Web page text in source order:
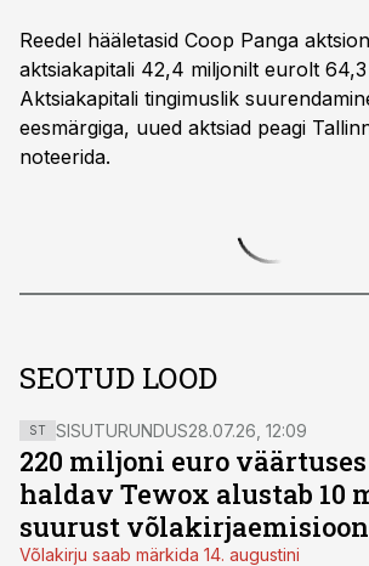
Reedel hääletasid Coop Panga
aktsiakapitali 42,4 miljonilt eurolt
Aktsiakapitali tingimuslik
eesmärgiga, uued aktsiad peagi
noteerida.
SEOTUD LOOD
ST SISUTURUNDUS28.07.26, 12:09
220 miljoni euro
haldav Tewox alustab 10
suurust
Võlakirju saab märkida 14. augustini